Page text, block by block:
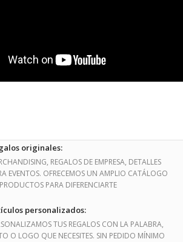
originales:
REGALOS DE EMPRESA, DETALLES
EVENTOS. OFRECEMOS UN AMPLIO CATÁLOGO
PARA DIFERENCIARTE
personalizados:
TUS REGALOS CON LA PALABRA,
O LOGO QUE NECESITES. SIN PEDIDO MÍNIMO